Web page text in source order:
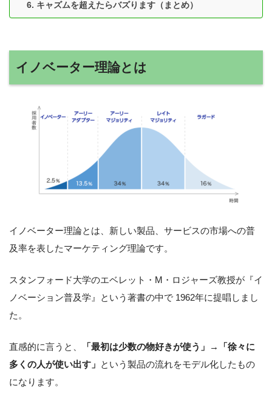
キャズムを超えたらバズります（まとめ）
イノベーター理論とは
イノベーター理論とは、新しい製品、サービスの市場への普
及率を表したマーケティング理論です。
スタンフォード大学のエベレット・M・ロジャーズ教授が『イ
ノベーション普及学』という著書の中で 1962年に提唱しまし
た。
直感的に言うと、
「最初は少数の物好きが使う」→「徐々に
多くの人が使い出す」 という製品の流れをモデル化したもの
になります。